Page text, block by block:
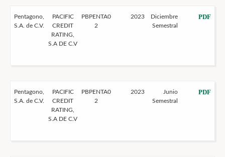
Pentagono,
S.A. de C.V.
PACIFIC
CREDIT
RATING,
S.A DE C.V
PBPENTA0
2
2023
Diciembre
Semestral
PDF
Pentagono,
S.A. de C.V.
PACIFIC
CREDIT
RATING,
S.A DE C.V
PBPENTA0
2
2023
Junio
Semestral
PDF